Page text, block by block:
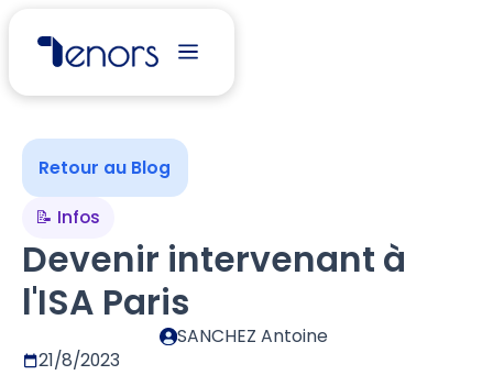
Retour au Blog
📝 Infos
Devenir intervenant à
l'ISA Paris
SANCHEZ Antoine
21/8/2023